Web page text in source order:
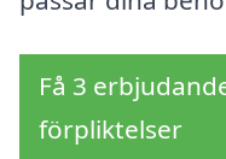
Få 3
förpliktelser